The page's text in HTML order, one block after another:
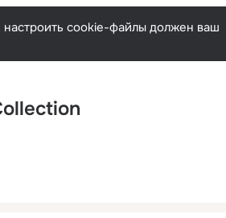
Русский
настроить cookie-файлы должен ваш